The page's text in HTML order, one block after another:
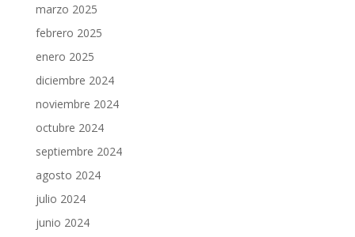
marzo 2025
febrero 2025
enero 2025
diciembre 2024
noviembre 2024
octubre 2024
septiembre 2024
agosto 2024
julio 2024
junio 2024